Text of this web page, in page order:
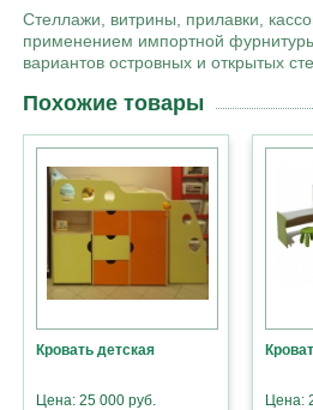
Стеллажи, витрины, прилавки,
применением импортной
вариантов островных и открытых
Похожие товары
Кровать детская
Цена: 25 000 руб. Цена: